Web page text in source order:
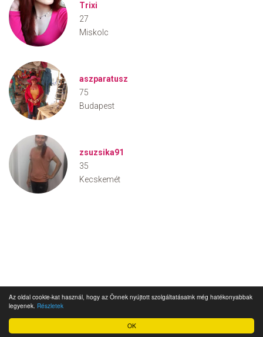
OK
Az oldal cookie-kat használ, hogy az Önnek nyújtott szolgáltatásaink még hatékonyabbak
legyenek. Részletek
Trixi
27
Miskolc
aszparatusz
75
Budapest
zsuzsika91
35
Kecskemét